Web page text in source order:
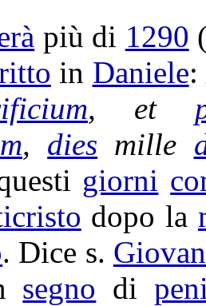
più di 1290
in Daniele:
, et
, dies mille
giorni
dopo la
. Dice s.
segno di